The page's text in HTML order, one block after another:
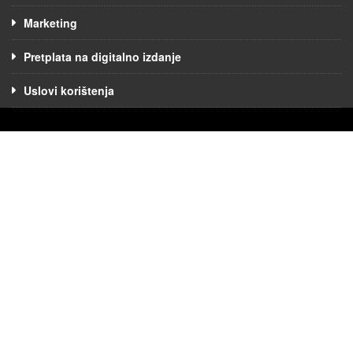
Marketing
Pretplata na digitalno izdanje
Uslovi korištenja